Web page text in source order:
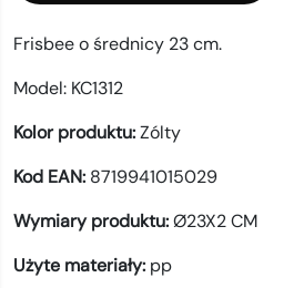
Frisbee o średnicy 23 cm.
Model: KC1312
Kolor produktu:Zólty
Kod EAN: 8719941015029
Wymiary produktu:Ø23X2 CM
Użyte materiały: pp